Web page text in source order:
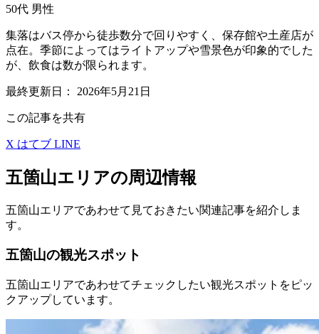
50代 男性
集落はバス停から徒歩数分で回りやすく、保存館や土産店が
点在。季節によってはライトアップや雪景色が印象的でした
が、飲食は数が限られます。
最終更新日： 2026年5月21日
この記事を共有
X はてブ LINE
五箇山エリアの周辺情報
五箇山エリアであわせて見ておきたい関連記事を紹介しま
す。
五箇山の観光スポット
五箇山エリアであわせてチェックしたい観光スポットをピッ
クアップしています。